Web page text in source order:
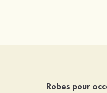
Robes pour